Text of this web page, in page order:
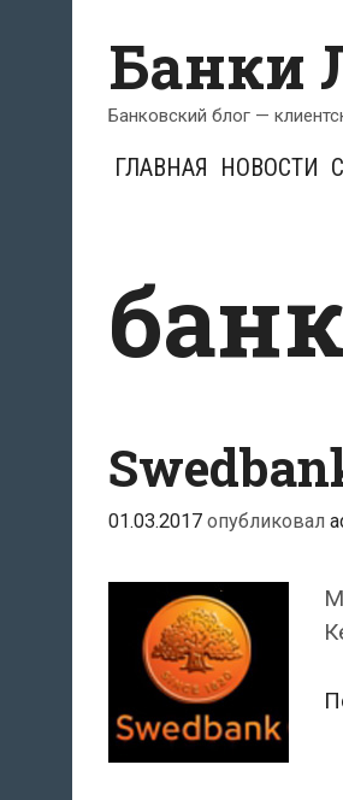
содержимому
Банки
Банковский блог —
ГЛАВНАЯ НОВОСТИ
01.03.2017 опубликовал